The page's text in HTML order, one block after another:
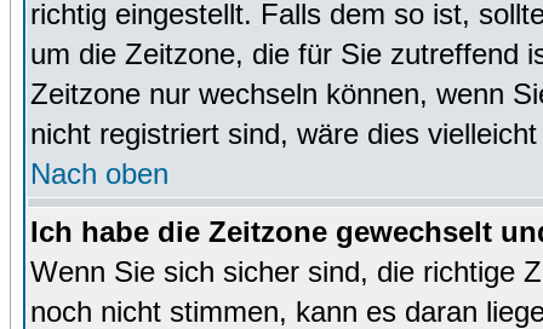
richtig eingestellt. Falls dem so ist,
um die Zeitzone, die für Sie zutreffend
Zeitzone nur wechseln können, wenn
nicht registriert sind, wäre dies
Nach oben
Ich habe die Zeitzone gewechselt
Wenn Sie sich sicher sind, die richtige
noch nicht stimmen, kann es daran